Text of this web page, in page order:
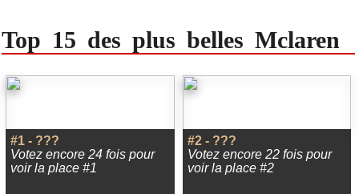
Top 15 des plus belles Mclaren
#1 - ???
Votez encore 24 fois pour
voir la place #1
#2 - ???
Votez encore 22 fois pour
voir la place #2